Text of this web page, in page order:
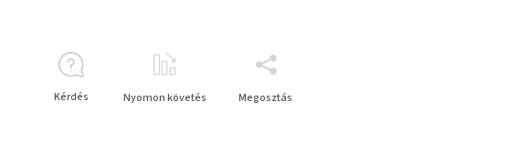
Kérdés Nyomon követés Megosztás